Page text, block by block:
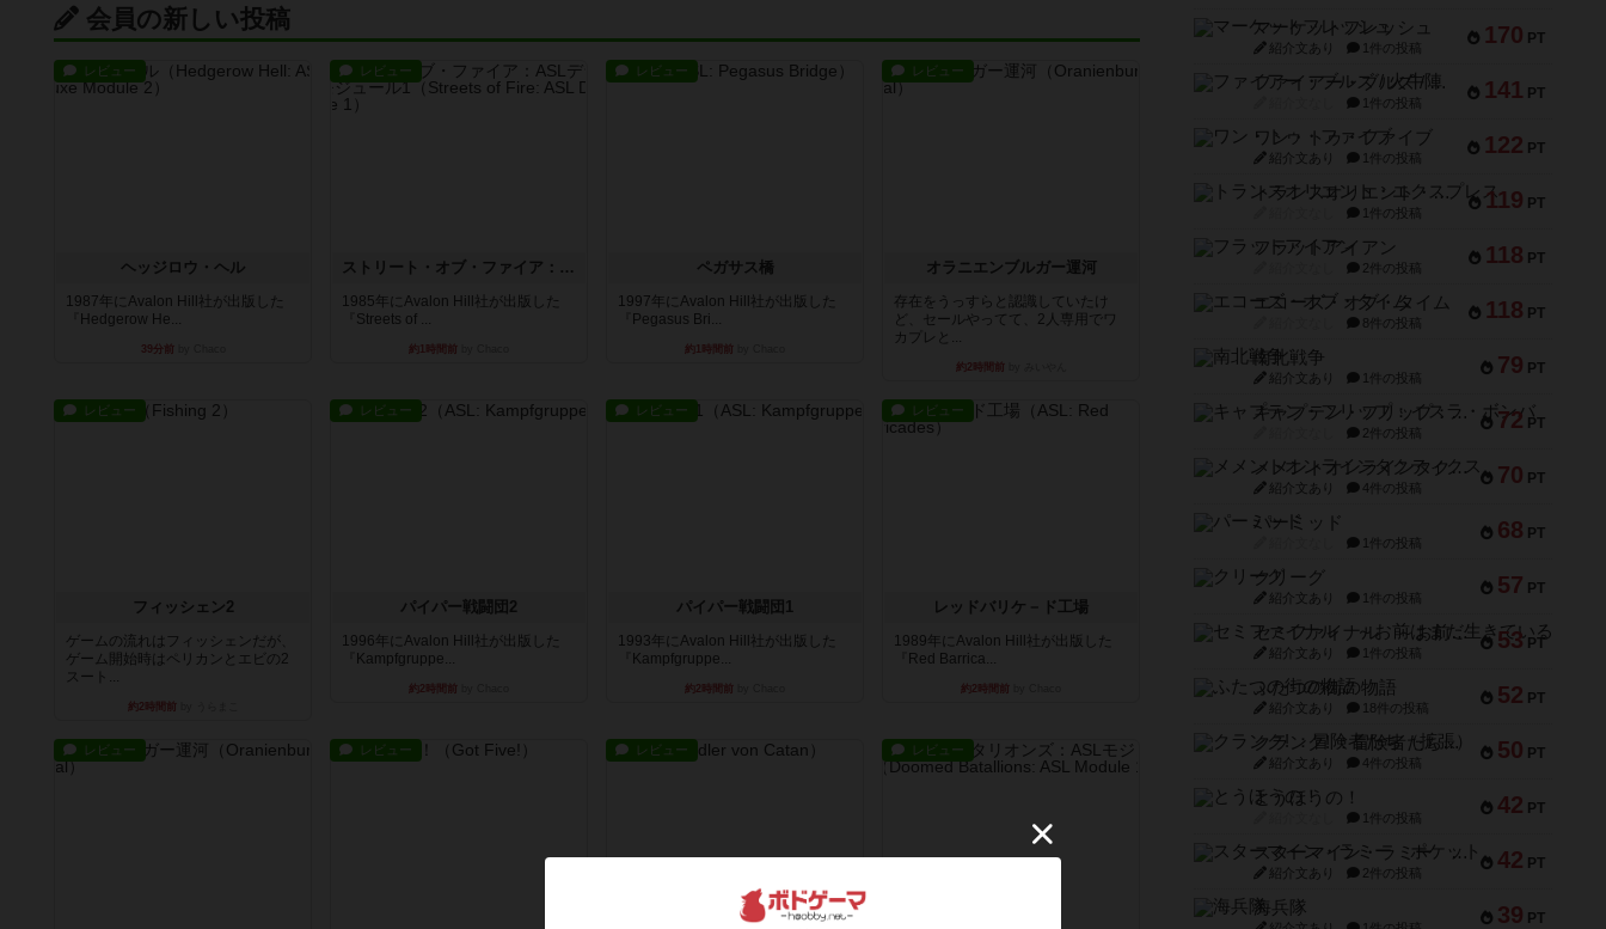
会員の新しい投稿
レビュー
ヘッジロウ・ヘル
1987年にAvalon Hill社が出版した
『Hedgerow He...
39分前
レビュー
ストリート・オブ・ファイア：ASLデラックスモジュール1
1985年にAvalon Hill社が出版した
『Streets of ...
約1時間前
レビュー
ペガサス橋
1997年にAvalon Hill社が出版した
『Pegasus Bri...
約1時間前
レビュー
オラニエンブルガー運河
存在をうっすらと認識していたけ
ど、セールやってて、2人専用でワ
カプレと...
約2時間前
レビュー
フィッシェン2
ゲームの流れはフィッシェンだが、
ゲーム開始時はペリカンとエビの2
スート...
約2時間前
レビュー
パイパー戦闘団2
1996年にAvalon Hill社が出版した
『Kampfgruppe...
約2時間前
レビュー
パイパー戦闘団1
1993年にAvalon Hill社が出版した
『Kampfgruppe...
約2時間前
レビュー
レッドバリケ－ド工場
1989年にAvalon Hill社が出版した
『Red Barrica...
約2時間前
レビュー レビュー レビュー レビュー
170 PT
マーケットフレッシュ
紹介文あり 1件の投稿
141 PT
ファイアー・ブルズ / 火牛陣
1件の投稿
122 PT
ワン・トゥ・ファイブ
紹介文あり 1件の投稿
119 PT
トランスオリエント・エクスプレス
1件の投稿
118 PT
フラットアイアン
2件の投稿
118 PT
エコーズ・オブ・タイム
8件の投稿
79 PT
南北戦争
紹介文あり 1件の投稿
72 PT
キャプテン・フリップ：イスラ・ボンバ
2件の投稿
70 PT
メメントオンラインタクティクス
紹介文あり 4件の投稿
68 PT
パーミッド
1件の投稿
57 PT
クリーグ
紹介文あり 1件の投稿
53 PT
セミファイナル ～お前はまだ生きている～
紹介文あり 1件の投稿
52 PT
ふたつの街の物語
紹介文あり 18件の投稿
50 PT
クランク! ：冒険者たち（拡張）
紹介文あり 4件の投稿
42 PT
とうほうの！
1件の投稿
42 PT
スターマイン・ラミー ポケット
紹介文あり 2件の投稿
39 PT
海兵隊